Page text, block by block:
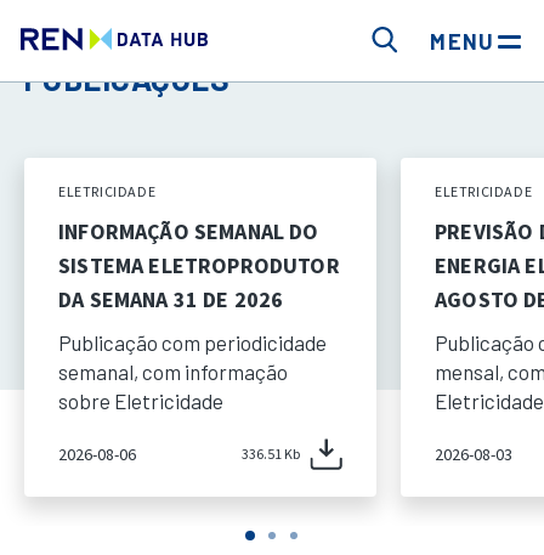
MENU
PUBLICAÇÕES
ELETRICIDADE
INFORMAÇÃO SEMANAL DO
SISTEMA ELETROPRODUTOR
DA SEMANA 31 DE 2026
Publicação com periodicidade
semanal, com informação
sobre Eletricidade
2026-08-06 336.51 Kb
ELETRICIDADE
PREVISÃO
ENERGIA
AGOSTO
Publicação
mensal,
Eletricidade
2026-08-03